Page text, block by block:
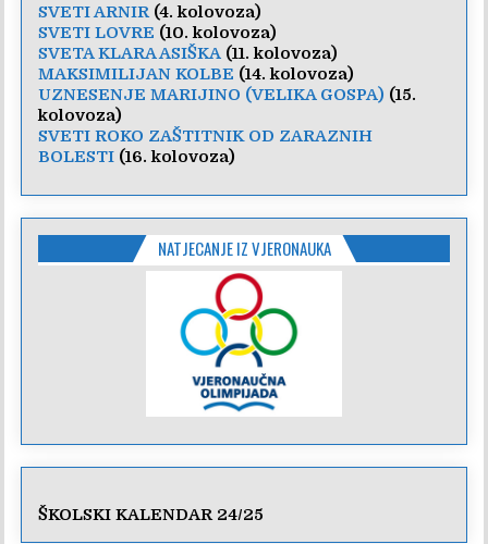
SVETI ARNIR(4. kolovoza)
SVETI LOVRE (10. kolovoza)
SVETA KLARA ASIŠKA (11. kolovoza)
MAKSIMILIJAN KOLBE (14. kolovoza)
UZNESENJE MARIJINO (VELIKA GOSPA) (15.
kolovoza)
SVETI ROKO ZAŠTITNIK OD ZARAZNIH
BOLESTI (16. kolovoza)
NATJECANJE IZ VJERONAUKA
ŠKOLSKI KALENDAR 24/25